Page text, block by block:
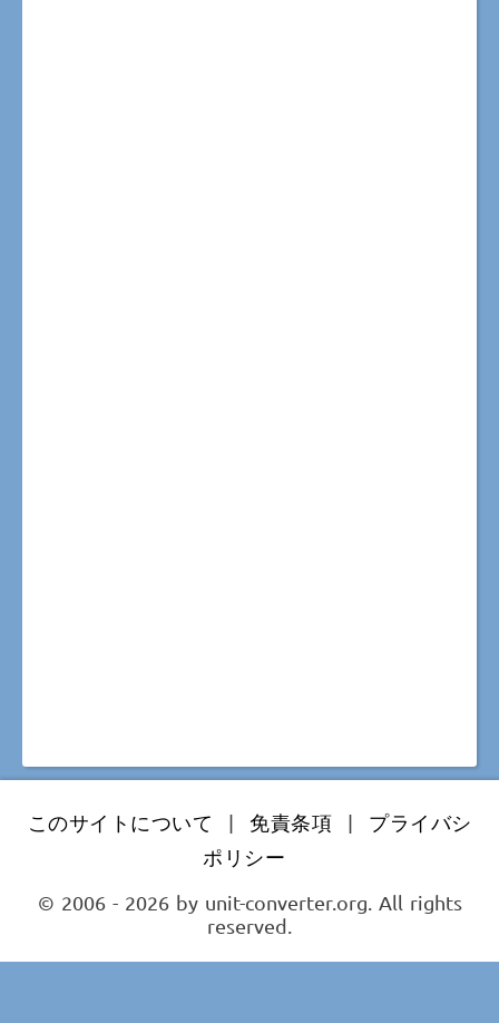
このサイトについて | 免責条項 |
プライバシ
ポリシー
© 2006 - 2026 by unit-converter.org. All rights
reserved.